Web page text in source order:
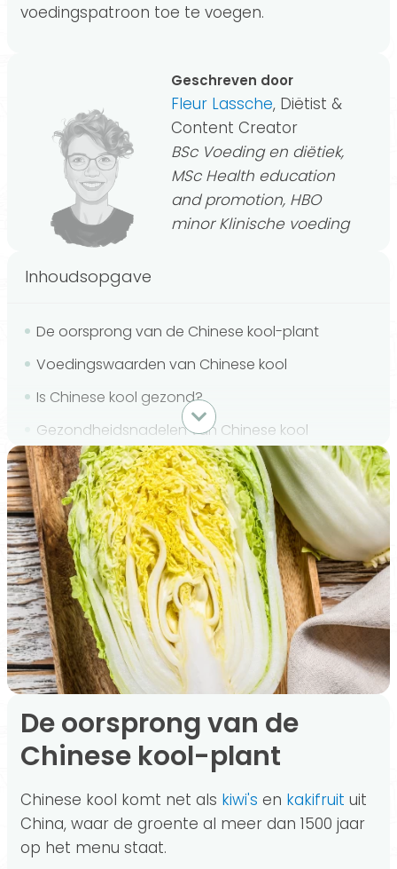
voedingspatroon toe te voegen.
Geschreven door
Fleur Lassche, Diëtist &
Content Creator
BSc Voeding en diëtiek,
MSc Health education
and promotion, HBO
minor Klinische voeding
Inhoudsopgave
De oorsprong van de Chinese kool-plant
Voedingswaarden van Chinese kool
Is Chinese kool gezond?
Gezondheidsnadelen van Chinese kool
Chinese kool bereiden
Meer Chinese kool eten
De oorsprong van de
Chinese kool-plant
Chinese kool komt net als kiwi's en kakifruit uit
China, waar de groente al meer dan 1500 jaar
op het menu staat.